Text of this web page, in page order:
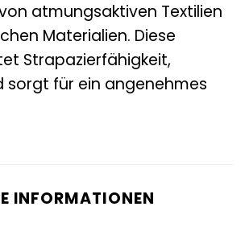
atmungsaktiven Textilien
Materialien. Diese
Strapazierfähigkeit,
sorgt für ein angenehmes
INFORMATIONEN